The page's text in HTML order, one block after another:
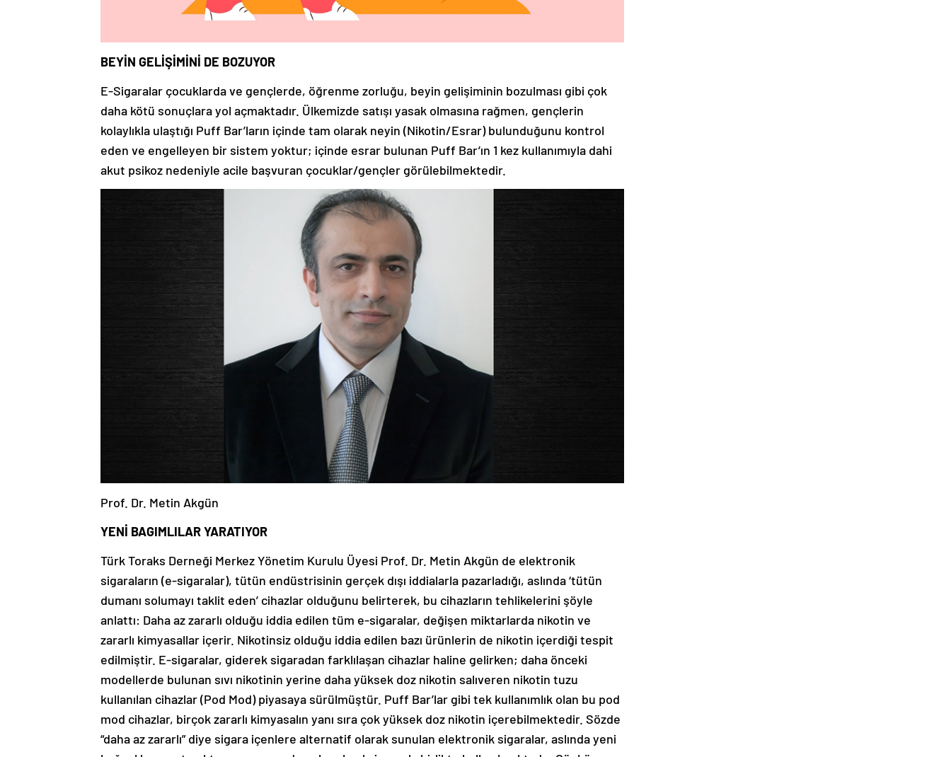
BEYİN GELİŞİMİNİ DE BOZUYOR
E-Sigaralar çocuklarda ve gençlerde, öğrenme zorluğu, beyin gelişiminin bozulması gibi çok
daha kötü sonuçlara yol açmaktadır. Ülkemizde satışı yasak olmasına rağmen, gençlerin
kolaylıkla ulaştığı Puff Bar’ların içinde tam olarak neyin (Nikotin/Esrar) bulunduğunu kontrol
eden ve engelleyen bir sistem yoktur; içinde esrar bulunan Puff Bar’ın 1 kez kullanımıyla dahi
akut psikoz nedeniyle acile başvuran çocuklar/gençler görülebilmektedir.
Prof. Dr. Metin Akgün
YENİ BAGIMLILAR YARATIYOR
Türk Toraks Derneği Merkez Yönetim Kurulu Üyesi Prof. Dr. Metin Akgün de elektronik
sigaraların (e-sigaralar), tütün endüstrisinin gerçek dışı iddialarla pazarladığı, aslında ‘tütün
dumanı solumayı taklit eden’ cihazlar olduğunu belirterek, bu cihazların tehlikelerini şöyle
anlattı: Daha az zararlı olduğu iddia edilen tüm e-sigaralar, değişen miktarlarda nikotin ve
zararlı kimyasallar içerir. Nikotinsiz olduğu iddia edilen bazı ürünlerin de nikotin içerdiği tespit
edilmiştir. E-sigaralar, giderek sigaradan farklılaşan cihazlar haline gelirken; daha önceki
modellerde bulunan sıvı nikotinin yerine daha yüksek doz nikotin salıveren nikotin tuzu
kullanılan cihazlar (Pod Mod) piyasaya sürülmüştür. Puff Bar’lar gibi tek kullanımlık olan bu pod
mod cihazlar, birçok zararlı kimyasalın yanı sıra çok yüksek doz nikotin içerebilmektedir. Sözde
“daha az zararlı” diye sigara içenlere alternatif olarak sunulan elektronik sigaralar, aslında yeni